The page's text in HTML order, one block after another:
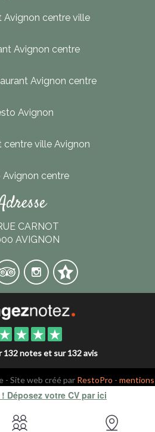
Avignon centre ville
Avignon centre
Avignon centre
Avignon
centre ville Avignon
Avignon centre
CARNOT
AVIGNON
132 notes et sur 132 avis
- Site web créé par RestoPro - mentions
légales
Déposez votre CV par ici